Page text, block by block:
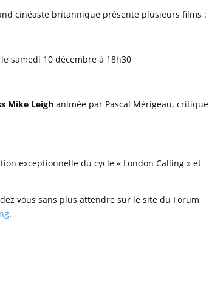
cinéaste britannique présente plusieurs films :
samedi 10 décembre à 18h30
Mike Leigh animée par Pascal Mérigeau, critique
exceptionnelle du cycle « London Calling » et
vous sans plus attendre sur le site du Forum
.